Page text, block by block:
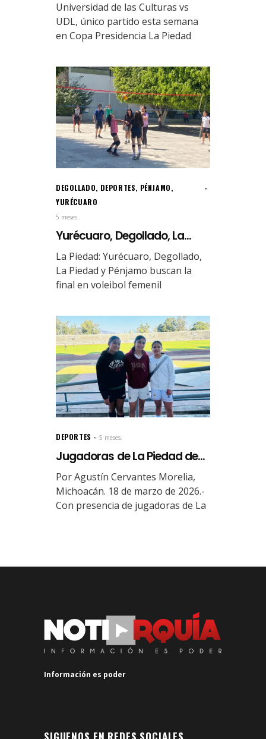
Universidad de las Culturas vs
UDL, único partido esta semana
en Copa Presidencia La Piedad
DEGOLLADO, DEPORTES, PÉNJAMO,
YURÉCUARO
5 meses.
Yurécuaro, Degollado, La...
La Piedad: Yurécuaro, Degollado,
La Piedad y Pénjamo buscan la
final en voleibol femenil
DEPORTES 5 meses.
Jugadoras de La Piedad de...
Por Agustín Cervantes Morelia,
Michoacán. 18 de marzo de 2026.-
Con presencia de jugadoras de La
Información es poder